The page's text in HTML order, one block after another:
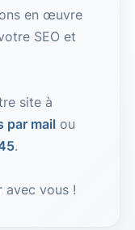
en œuvre
SEO et
site à
par mail ou
.
avec vous !